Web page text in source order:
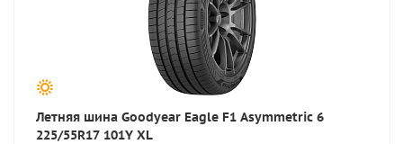
Летняя шина Goodyear Eagle F1 Asymmetric 6
225/55R17 101Y XL